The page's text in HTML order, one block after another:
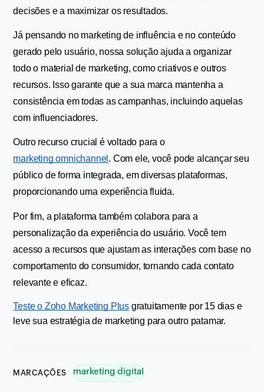
decisões e a maximizar os resultados.
Já pensando no marketing de influência e no conteúdo
gerado pelo usuário, nossa solução ajuda a organizar
todo o material de marketing, como criativos e outros
recursos. Isso garante que a sua marca mantenha a
consistência em todas as campanhas, incluindo aquelas
com influenciadores.
Outro recurso crucial é voltado para o
marketing omnichannel . Com ele, você pode alcançar seu
público de forma integrada, em diversas plataformas,
proporcionando uma experiência fluida.
Por fim, a plataforma também colabora para a
personalização da experiência do usuário. Você tem
acesso a recursos que ajustam as interações com base no
comportamento do consumidor, tornando cada contato
relevante e eficaz.
Teste o Zoho Marketing Plus gratuitamente por 15 dias e
leve sua estratégia de marketing para outro patamar.
MARCAÇÕES marketing digital